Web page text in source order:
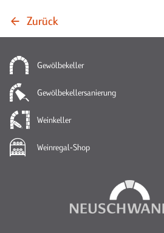
WEINREGAL LAGERZIEGEL
AUSSTELLUNG,
ÖFFNUNGSZEITEN
WIE WEIN LAGERN
GEWÖLBEKELLER?
Zurück
Gewölbekeller
Gewölbekellersanierung
Weinkeller
Weinregal-Shop